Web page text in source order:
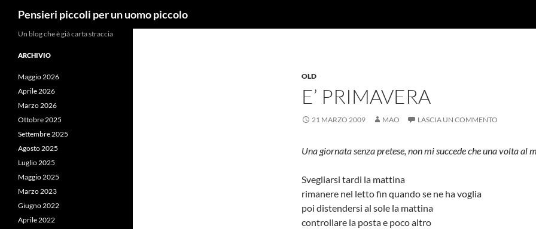
Pensieri piccoli per un uomo piccolo
OLD
E’ PRIMAVERA
21 MARZO 2009 MAO LASCIA UN COMMENTO
Una giornata senza pretese, non mi succede che una volta al
Svegliarsi tardi la mattina
rimanere nel letto fin quando se ne ha voglia
poi distendersi al sole la mattina
controllare la posta e poco altro
Un blog che è già carta straccia
ARCHIVIO
Maggio 2026
Aprile 2026
Marzo 2026
Ottobre 2025
Settembre 2025
Agosto 2025
Luglio 2025
Maggio 2025
Marzo 2023
Giugno 2022
Aprile 2022